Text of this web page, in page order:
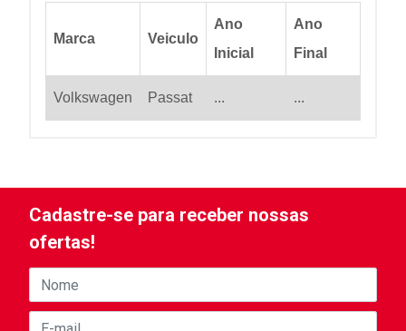
Marca Veiculo
Ano
Inicial
Ano
Final
Volkswagen Passat ... ...
Cadastre-se para receber nossas
ofertas!